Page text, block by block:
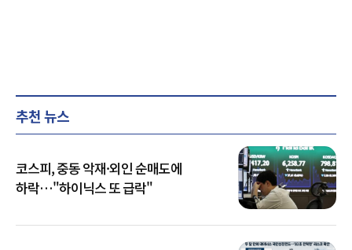
추천 뉴스
코스피, 중동 악재·외인 순매도에
하락…"하이닉스 또 급락"